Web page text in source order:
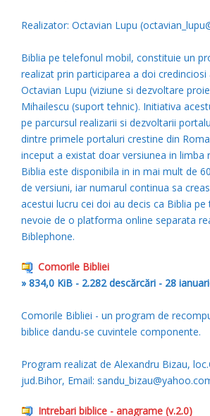
Realizator: Octavian Lupu
Biblia pe telefonul mobil, constituie un
realizat prin participarea a doi credinciosi
Octavian Lupu (viziune si dezvoltare
Mihailescu (suport tehnic). Initiativa
pe parcursul realizarii si dezvoltarii
dintre primele portaluri crestine din
inceput a existat doar versiunea in limba
Biblia este disponibila in in mai mult de
de versiuni, iar numarul continua sa
acestui lucru cei doi au decis ca Biblia
nevoie de o platforma online separata
Biblephone.
Comorile Bibliei
» 834,0 KiB - 2.282 descărcări - 28
Comorile Bibliei - un program de
biblice dandu-se cuvintele componente.
Program realizat de Alexandru Bizau,
jud.Bihor, Email:
Intrebari biblice - anagrame (v.2.0)